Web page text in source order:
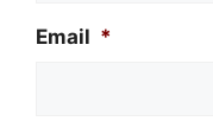
Email *